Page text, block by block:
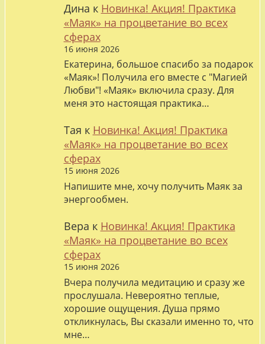
Дина к Новинка! Акция! Практика
«Маяк» на процветание во всех
сферах
16 июня 2026
Екатерина, большое спасибо за подарок
«Маяк»! Получила его вместе с "Магией
Любви"! «Маяк» включила сразу. Для
меня это настоящая практика…
Тая к Новинка! Акция! Практика
«Маяк» на процветание во всех
сферах
15 июня 2026
Напишите мне, хочу получить Маяк за
энергообмен.
Вера к Новинка! Акция! Практика
«Маяк» на процветание во всех
сферах
15 июня 2026
Вчера получила медитацию и сразу же
прослушала. Невероятно теплые,
хорошие ощущения. Душа прямо
откликнулась, Вы сказали именно то, что
мне…